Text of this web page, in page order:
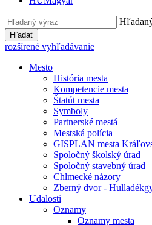
Hľadať
rozšírené vyhľadávanie
Mesto
História mesta
Kompetencie mesta
Štatút mesta
Symboly
Partnerské mestá
Mestská polícia
GISPLAN mesta
Spoločný školský úrad
Spoločný stavebný úrad
Chlmecké názory
Zberný dvor -
Udalosti
Oznamy
Oznamy mesta